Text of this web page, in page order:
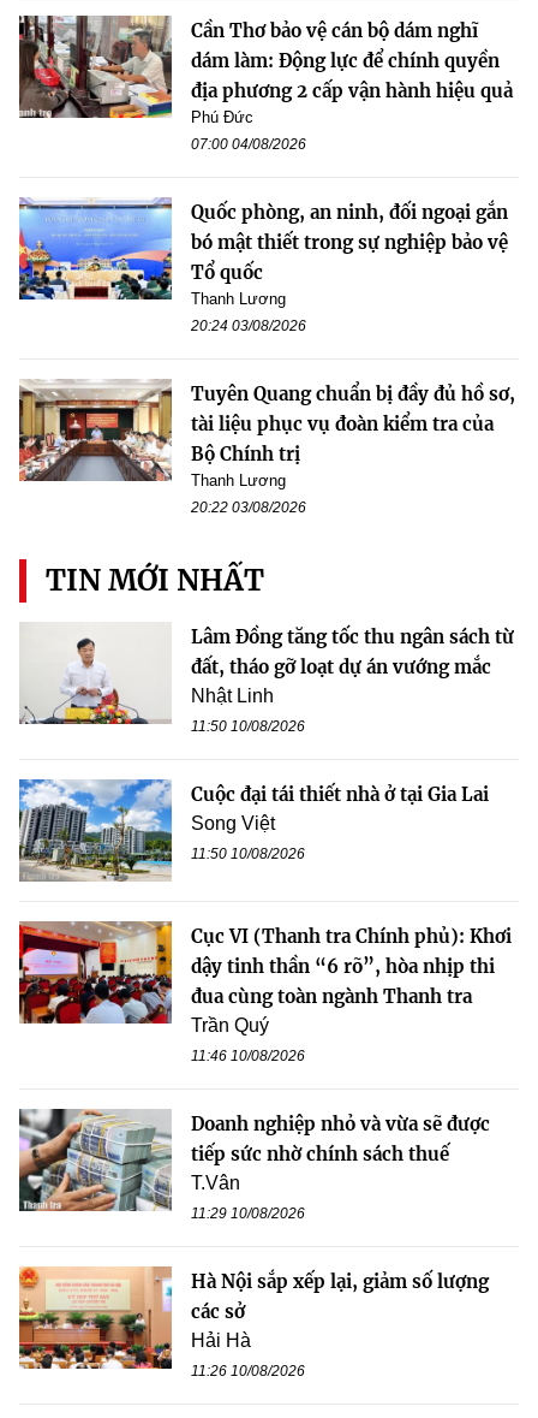
Cần Thơ bảo vệ cán bộ dám nghĩ
dám làm: Động lực để chính quyền
địa phương 2 cấp vận hành hiệu quả
Phú Đức
07:00 04/08/2026
Quốc phòng, an ninh, đối ngoại gắn
bó mật thiết trong sự nghiệp bảo vệ
Tổ quốc
Thanh Lương
20:24 03/08/2026
Tuyên Quang chuẩn bị đầy đủ hồ sơ,
tài liệu phục vụ đoàn kiểm tra của
Bộ Chính trị
Thanh Lương
20:22 03/08/2026
TIN MỚI NHẤT
Lâm Đồng tăng tốc thu ngân sách từ
đất, tháo gỡ loạt dự án vướng mắc
Nhật Linh
11:50 10/08/2026
Cuộc đại tái thiết nhà ở tại Gia Lai
Song Việt
11:50 10/08/2026
Cục VI (Thanh tra Chính phủ): Khơi
dậy tinh thần “6 rõ”, hòa nhịp thi
đua cùng toàn ngành Thanh tra
Trần Quý
11:46 10/08/2026
Doanh nghiệp nhỏ và vừa sẽ được
tiếp sức nhờ chính sách thuế
T.Vân
11:29 10/08/2026
Hà Nội sắp xếp lại, giảm số lượng
các sở
Hải Hà
11:26 10/08/2026